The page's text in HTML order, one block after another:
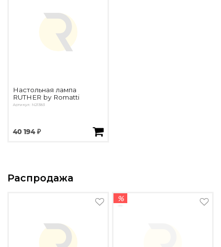
Настольная лампа
RUTHER by Romatti
Артикул: N21383
40 194 ₽
Распродажа
%